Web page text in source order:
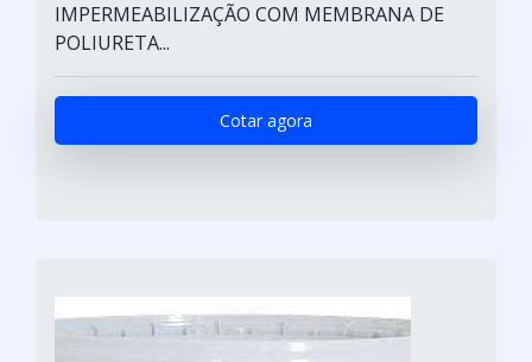
IMPERMEABILIZAÇÃO COM MEMBRANA DE
POLIURETA...
Cotar agora